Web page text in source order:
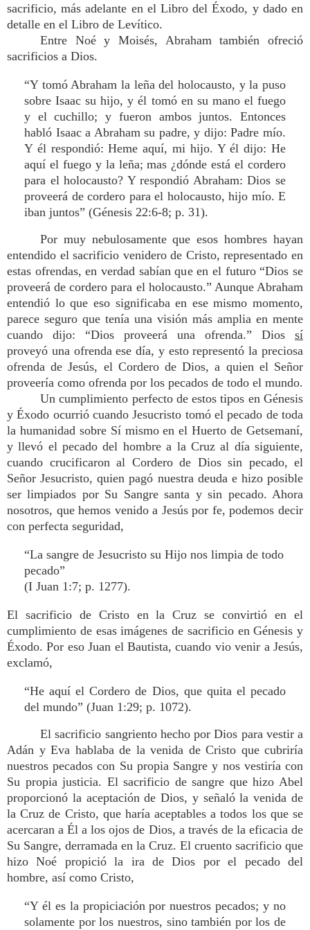
sacrificio, más adelante en el Libro del Éxodo, y dado en
detalle en el Libro de Levítico.
Entre Noé y Moisés, Abraham también ofreció
sacrificios a Dios.
“Y tomó Abraham la leña del holocausto, y la puso
sobre Isaac su hijo, y él tomó en su mano el fuego
y el cuchillo; y fueron ambos juntos. Entonces
habló Isaac a Abraham su padre, y dijo: Padre mío.
Y él respondió: Heme aquí, mi hijo. Y él dijo: He
aquí el fuego y la leña; mas ¿dónde está el cordero
para el holocausto? Y respondió Abraham: Dios se
proveerá de cordero para el holocausto, hijo mío. E
iban juntos” (Génesis 22:6-8; p. 31).
Por muy nebulosamente que esos hombres hayan
entendido el sacrificio venidero de Cristo, representado en
estas ofrendas, en verdad sabían que en el futuro “Dios se
proveerá de cordero para el holocausto.” Aunque Abraham
entendió lo que eso significaba en ese mismo momento,
parece seguro que tenía una visión más amplia en mente
cuando dijo: “Dios proveerá una ofrenda.” Dios sí
proveyó una ofrenda ese día, y esto representó la preciosa
ofrenda de Jesús, el Cordero de Dios, a quien el Señor
proveería como ofrenda por los pecados de todo el mundo.
Un cumplimiento perfecto de estos tipos en Génesis
y Éxodo ocurrió cuando Jesucristo tomó el pecado de toda
la humanidad sobre Sí mismo en el Huerto de Getsemaní,
y llevó el pecado del hombre a la Cruz al día siguiente,
cuando crucificaron al Cordero de Dios sin pecado, el
Señor Jesucristo, quien pagó nuestra deuda e hizo posible
ser limpiados por Su Sangre santa y sin pecado. Ahora
nosotros, que hemos venido a Jesús por fe, podemos decir
con perfecta seguridad,
“La sangre de Jesucristo su Hijo nos limpia de todo
pecado”
(I Juan 1:7; p. 1277).
El sacrificio de Cristo en la Cruz se convirtió en el
cumplimiento de esas imágenes de sacrificio en Génesis y
Éxodo. Por eso Juan el Bautista, cuando vio venir a Jesús,
exclamó,
“He aquí el Cordero de Dios, que quita el pecado
del mundo” (Juan 1:29; p. 1072).
El sacrificio sangriento hecho por Dios para vestir a
Adán y Eva hablaba de la venida de Cristo que cubriría
nuestros pecados con Su propia Sangre y nos vestiría con
Su propia justicia. El sacrificio de sangre que hizo Abel
proporcionó la aceptación de Dios, y señaló la venida de
la Cruz de Cristo, que haría aceptables a todos los que se
acercaran a Él a los ojos de Dios, a través de la eficacia de
Su Sangre, derramada en la Cruz. El cruento sacrificio que
hizo Noé propició la ira de Dios por el pecado del
hombre, así como Cristo,
“Y él es la propiciación por nuestros pecados; y no
solamente por los nuestros, sino también por los de